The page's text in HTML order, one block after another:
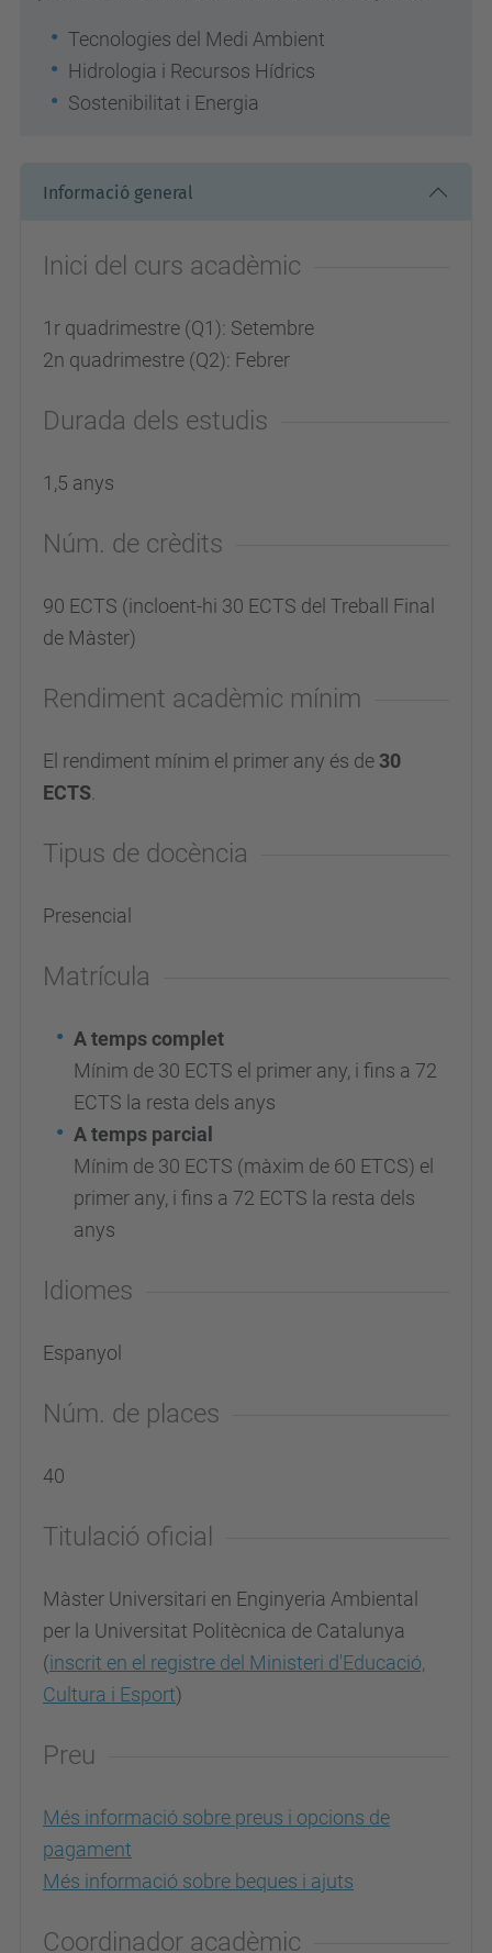
Tecnologies del Medi Ambient
Hidrologia i Recursos Hídrics
Sostenibilitat i Energia
Informació general
Inici del curs acadèmic
1r quadrimestre (Q1): Setembre
2n quadrimestre (Q2): Febrer
Durada dels estudis
1,5 anys
Núm. de crèdits
90 ECTS (incloent-hi 30 ECTS del Treball Final
de Màster)
Rendiment acadèmic mínim
El rendiment mínim el primer any és de 30
ECTS
Tipus de docència
Presencial
Matrícula
A temps complet
Mínim de 30 ECTS el primer any, i fins a 72
ECTS la resta dels anys
A temps parcial
Mínim de 30 ECTS (màxim de 60 ETCS) el
primer any, i fins a 72 ECTS la resta dels
anys
Idiomes
Espanyol
Núm. de places
40
Titulació oficial
Màster Universitari en Enginyeria Ambiental
per la Universitat Politècnica de Catalunya
(inscrit en el registre del Ministeri d'Educació,
Cultura i Esport)
Preu
Més informació sobre preus i opcions de
pagament
Més informació sobre beques i ajuts
Coordinador acadèmic